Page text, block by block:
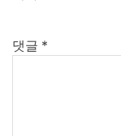
댓글 *